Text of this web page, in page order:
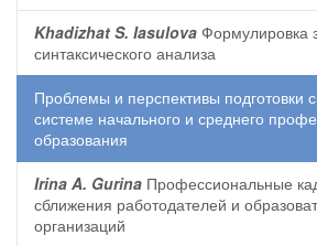
Khadizhat S. Iasulova Формулировка
синтаксического анализа
Проблемы и перспективы подготовки
системе начального и среднего
образования
Irina A. Gurina Профессиональные
сближения работодателей и
организаций